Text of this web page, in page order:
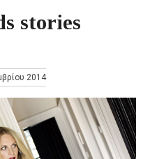
stories
2014